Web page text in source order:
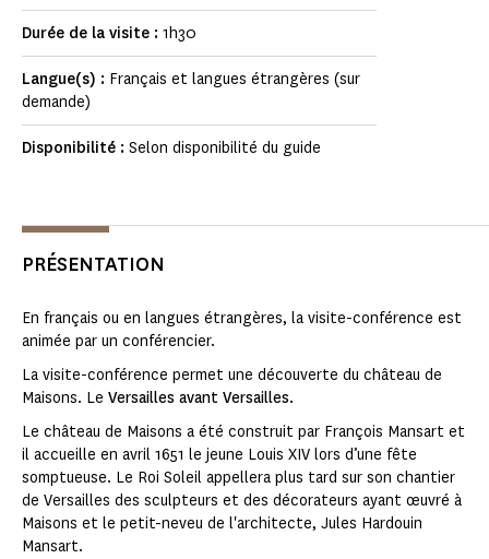
Durée de la visite : 1h30
Langue(s) : Français et langues étrangères (sur
demande)
Disponibilité : Selon disponibilité du guide
PRÉSENTATION
En français ou en langues étrangères, la visite-conférence est
animée par un conférencier.
La visite-conférence permet une découverte du château de
Maisons. Le Versailles avant Versailles.
Le château de Maisons a été construit par François Mansart et
il accueille en avril 1651 le jeune Louis XIV lors d’une fête
somptueuse. Le Roi Soleil appellera plus tard sur son chantier
de Versailles des sculpteurs et des décorateurs ayant œuvré à
Maisons et le petit-neveu de l'architecte, Jules Hardouin
Mansart.